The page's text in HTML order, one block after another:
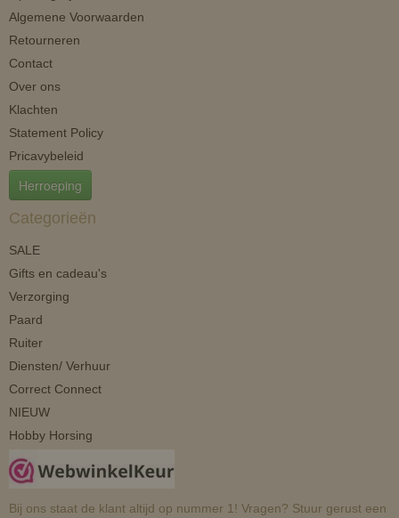
Algemene Voorwaarden
Retourneren
Contact
Over ons
Klachten
Statement Policy
Pricavybeleid
Herroeping
Categorieën
SALE
Gifts en cadeau's
Verzorging
Paard
Ruiter
Diensten/ Verhuur
Correct Connect
NIEUW
Hobby Horsing
Bij ons staat de klant altijd op nummer 1! Vragen? Stuur gerust een